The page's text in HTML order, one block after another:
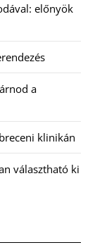
előnyök
a
klinikán
választható ki